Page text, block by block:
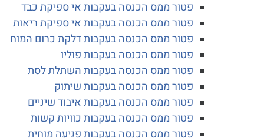
פטור ממס הכנסה בעקבות אי ספיקת כבד
פטור ממס הכנסה בעקבות אי ספיקת ריאות
פטור ממס הכנסה בעקבות דלקת כרום המוח
פטור ממס הכנסה בעקבות פוליו
פטור ממס הכנסה בעקבות השתלת לסת
פטור ממס הכנסה בעקבות שיתוק
פטור ממס הכנסה בעקבות איבוד שיניים
פטור ממס הכנסה בעקבות כוויות קשות
פטור ממס הכנסה בעקבות פגיעה מוחית